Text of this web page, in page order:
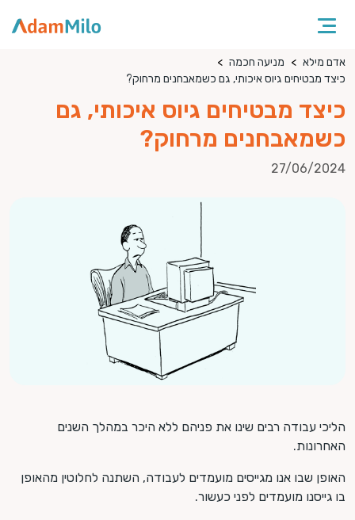
אדם מילא
מניעה חכמה
כיצד מבטיחים גיוס איכותי, גם כשמאבחנים מרחוק?
כיצד מבטיחים גיוס איכותי, גם
כשמאבחנים מרחוק?
27/06/2024
הליכי עבודה רבים שינו את פניהם ללא היכר במהלך השנים
האחרונות.
האופן שבו אנו מגייסים מועמדים לעבודה, השתנה לחלוטין מהאופן
בו גייסנו מועמדים לפני כעשור.